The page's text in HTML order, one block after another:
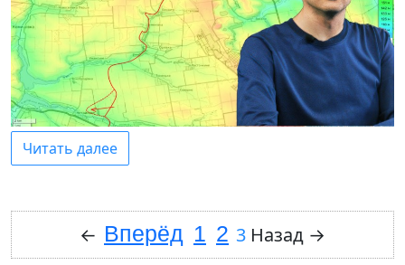
Читать далее
← Вперёд 1 2 3 Назад →